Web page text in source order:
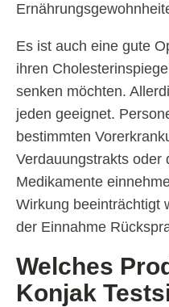
Es ist auch eine gute
ihren
senken möchten.
jeden geeignet.
bestimmten
Verdauungstrakts oder
Medikamente
Wirkung beeinträchtigt
der Einnahme
Welches
Konjak